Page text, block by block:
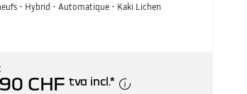
- Hybrid - Automatique - Kaki Lichen
CHF tva incl.*